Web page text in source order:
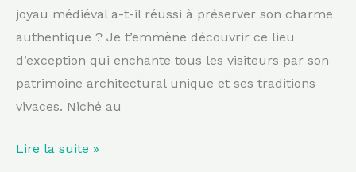
joyau médiéval a-t-il réussi à préserver son charme
authentique ? Je t’emmène découvrir ce lieu
d’exception qui enchante tous les visiteurs par son
patrimoine architectural unique et ses traditions
vivaces. Niché au
Lire la suite »